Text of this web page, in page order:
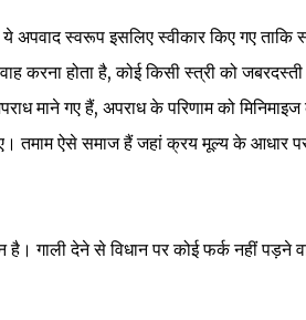
अपवाद स्वरूप इसलिए स्वीकार किए गए
करना होता है, कोई किसी स्त्री को
माने गए हैं, अपराध के परिणाम को
तमाम ऐसे समाज हैं जहां क्रय मूल्य के आधार
गाली देने से विधान पर कोई फर्क नहीं पड़ने